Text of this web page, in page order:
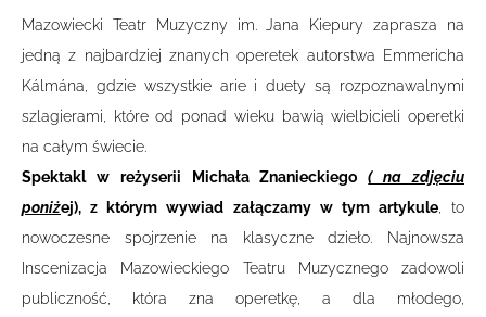
dźwiękowych
Mazowiecki Teatr Muzyczny im. Jana Kiepury zaprasza na
jedną z najbardziej znanych operetek autorstwa Emmericha
Kálmána, gdzie wszystkie arie i duety są rozpoznawalnymi
szlagierami, które od ponad wieku bawią wielbicieli operetki
na całym świecie.
Spektakl w reżyserii Michała Znanieckiego( na zdjęciu
poniżej), z którym wywiad załączamy w tym artykule, to
nowoczesne spojrzenie na klasyczne dzieło. Najnowsza
Inscenizacja Mazowieckiego Teatru Muzycznego zadowoli
publiczność, która zna operetkę, a dla młodego,